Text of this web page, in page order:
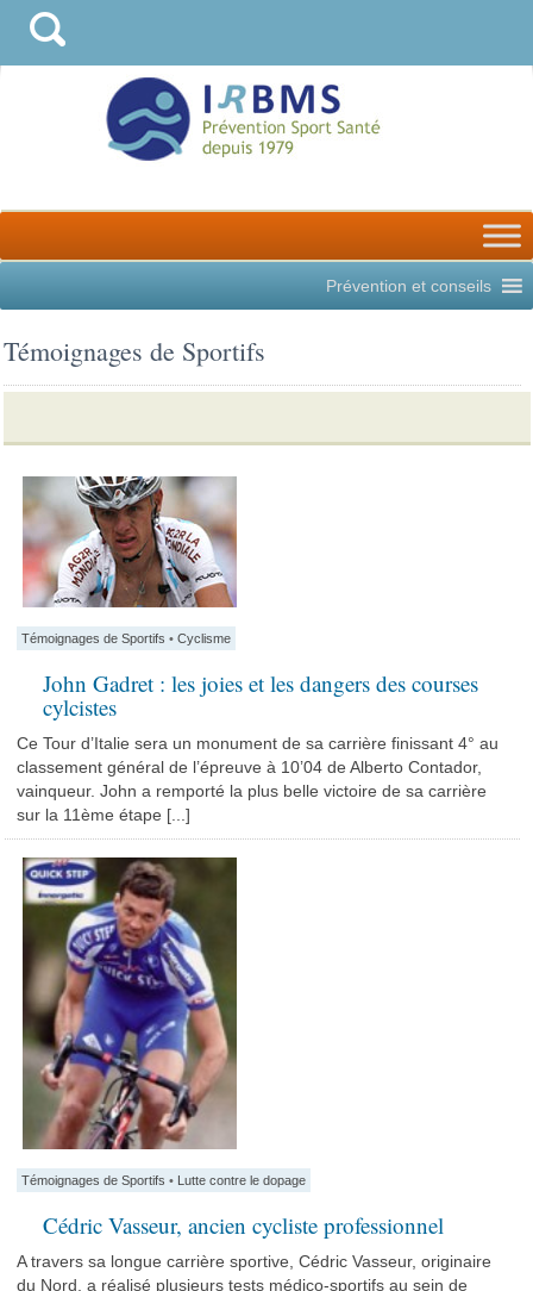
Prévention et conseils
Témoignages de Sportifs
Témoignages de Sportifs •Cyclisme
John Gadret : les joies et les dangers des courses
cylcistes
Ce Tour d’Italie sera un monument de sa carrière finissant 4° au
classement général de l’épreuve à 10’04 de Alberto Contador,
vainqueur. John a remporté la plus belle victoire de sa carrière
sur la 11ème étape [...]
Témoignages de Sportifs • Lutte contre le dopage
Cédric Vasseur, ancien cycliste professionnel
A travers sa longue carrière sportive, Cédric Vasseur, originaire
du Nord, a réalisé plusieurs tests médico-sportifs au sein de